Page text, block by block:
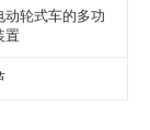
动轮式车的多功
置